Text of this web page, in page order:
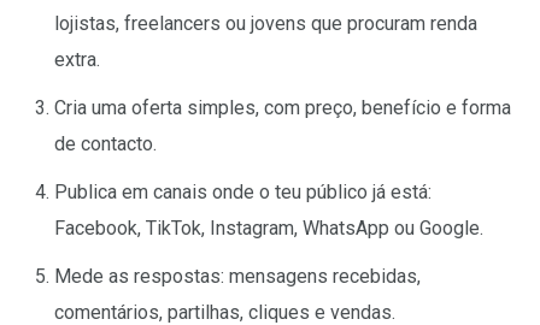
lojistas, freelancers ou jovens que procuram renda
extra.
Cria uma oferta simples, com preço, benefício e forma
de contacto.
Publica em canais onde o teu público já está:
Facebook, TikTok, Instagram, WhatsApp ou Google.
Mede as respostas: mensagens recebidas,
comentários, partilhas, cliques e vendas.